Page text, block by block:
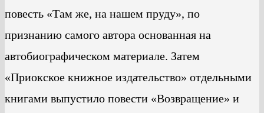
повесть «Там же, на нашем пруду», по
признанию самого автора основанная на
автобиографическом материале. Затем
«Приокское книжное издательство» отдельными
книгами выпустило повести «Возвращение» и